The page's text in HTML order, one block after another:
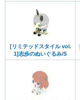
[リミテッドスタイル vol.
1]志歩のぬいぐるみ/S